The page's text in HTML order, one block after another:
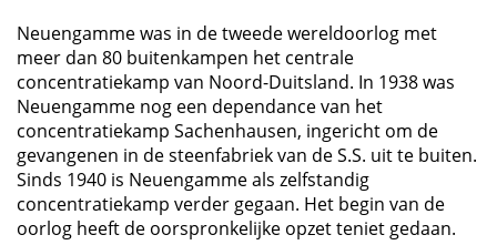
Neuengamme was in de tweede wereldoorlog met
meer dan 80 buitenkampen het centrale
concentratiekamp van Noord-Duitsland. In 1938 was
Neuengamme nog een dependance van het
concentratiekamp Sachenhausen, ingericht om de
gevangenen in de steenfabriek van de S.S. uit te buiten.
Sinds 1940 is Neuengamme als zelfstandig
concentratiekamp verder gegaan. Het begin van de
oorlog heeft de oorspronkelijke opzet teniet gedaan.